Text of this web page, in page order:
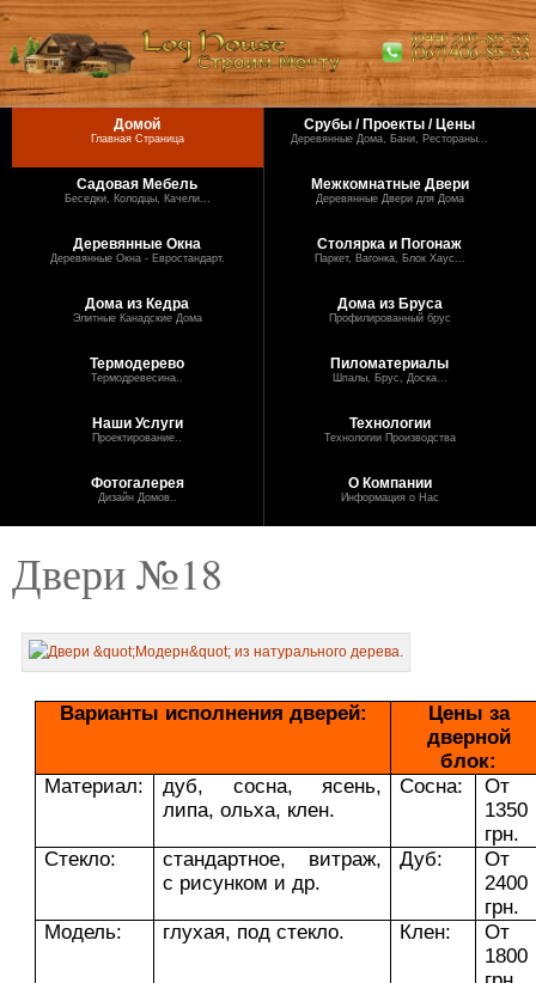
Домой
Главная Страница
Срубы / Проекты / Цены
Деревянные Дома, Бани, Рестораны...
Садовая Мебель
Беседки, Колодцы, Качели...
Межкомнатные Двери
Деревянные Двери для Дома
Деревянные Окна
Деревянные Окна - Евростандарт.
Столярка и Погонаж
Паркет, Вагонка, Блок Хаус...
Дома из Кедра
Элитные Канадские Дома
Дома из Бруса
Профилированный брус
Термодерево
Термодревесина..
Пиломатериалы
Шпалы, Брус, Доска...
Наши Услуги
Проектирование..
Технологии
Технологии Производства
Фотогалерея
Дизайн Домов..
О Компании
Информация о Нас
Двери №18
Варианты исполнения дверей:
Цены за
дверной
блок:
Материал:
дуб, сосна, ясень,
липа, ольха, клен.
Сосна:
От
1350
грн.
Стекло:
стандартное, витраж,
с рисунком и др.
Дуб:
От
2400
грн.
Модель:
глухая, под стекло. Клен:
От
1800